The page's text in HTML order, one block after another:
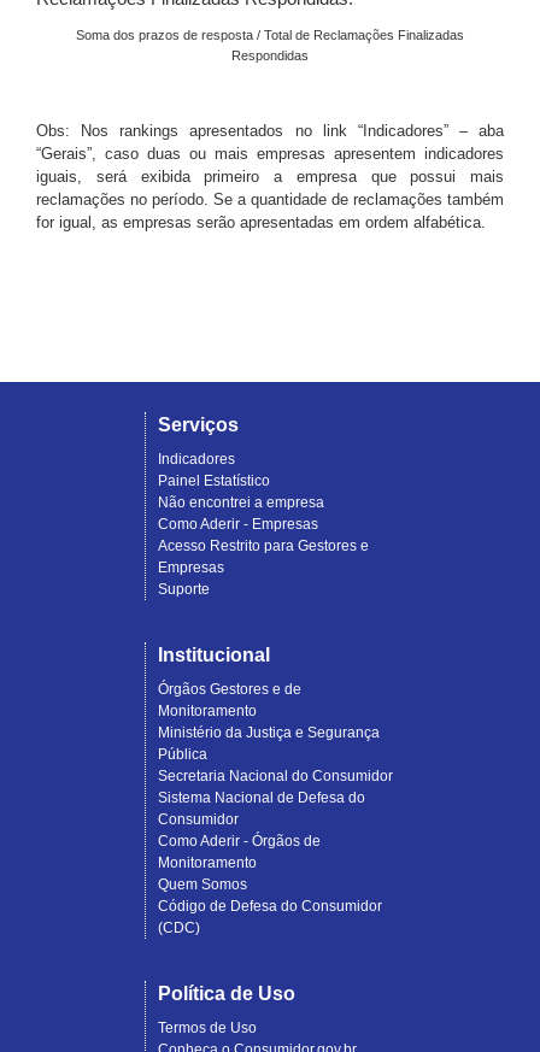
Soma dos prazos de resposta / Total de Reclamações Finalizadas
Respondidas
Obs: Nos rankings apresentados no link “Indicadores” – aba
“Gerais”, caso duas ou mais empresas apresentem indicadores
iguais, será exibida primeiro a empresa que possui mais
reclamações no período. Se a quantidade de reclamações também
for igual, as empresas serão apresentadas em ordem alfabética.
Serviços
Indicadores
Painel Estatístico
Não encontrei a empresa
Como Aderir - Empresas
Acesso Restrito para Gestores e
Empresas
Suporte
Institucional
Órgãos Gestores e de
Monitoramento
Ministério da Justiça e Segurança
Pública
Secretaria Nacional do Consumidor
Sistema Nacional de Defesa do
Consumidor
Como Aderir - Órgãos de
Monitoramento
Quem Somos
Código de Defesa do Consumidor
(CDC)
Política de Uso
Termos de Uso